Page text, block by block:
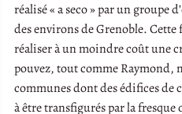
réalisé « a seco » par un groupe
des environs de Grenoble.
réaliser à un moindre coût une
pouvez, tout comme Raymond,
communes dont des édifices de
à être transfigurés par la fresque